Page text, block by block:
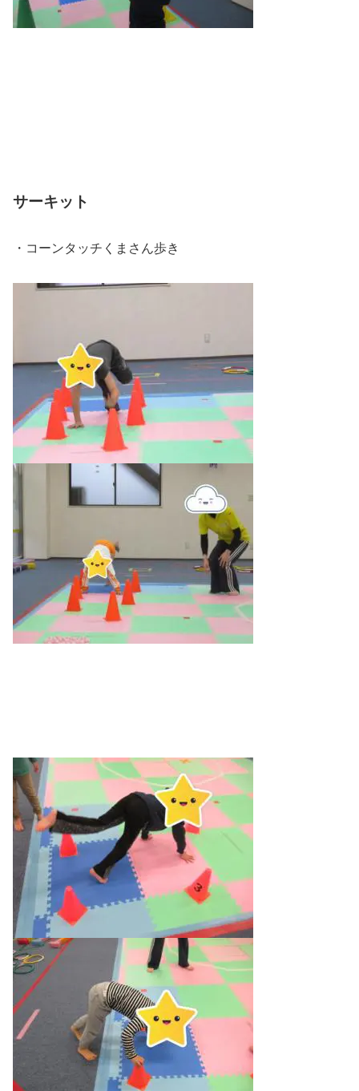
サーキット
・コーンタッチくまさん歩き